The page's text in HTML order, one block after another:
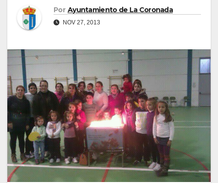
Por Ayuntamiento de La Coronada
NOV 27, 2013